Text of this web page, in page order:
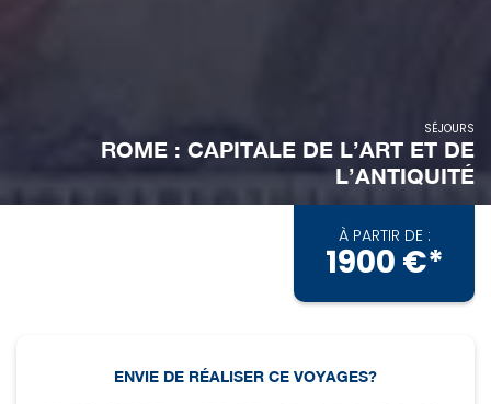
SÉJOURS
ROME : CAPITALE DE L’ART ET DE
L’ANTIQUITÉ
À PARTIR DE :
1900 €*
ENVIE DE RÉALISER CE VOYAGES?